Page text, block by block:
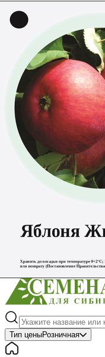
Выберите город
Обратный звонок
Каталог
Семена
Грунты
Газонные травы,
Горшки,
Посадочный
Средства защиты,
Обустройство сада,
Тип ценыРозничная